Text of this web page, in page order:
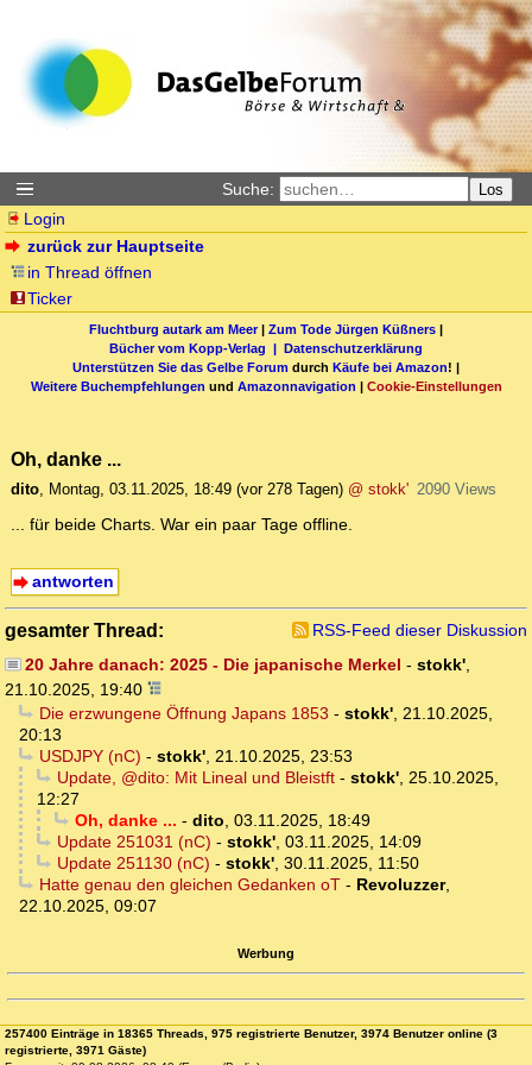
Suche: Los
Login
zurück zur Hauptseite
in Thread öffnen
Ticker
Fluchtburg autark am Meer| Zum Tode Jürgen Küßners |
Bücher vom Kopp-Verlag | Datenschutzerklärung
Unterstützen Sie das Gelbe Forum durch Käufe bei Amazon! |
Weitere Buchempfehlungen und Amazonnavigation | Cookie-Einstellungen
Oh, danke ...
dito, Montag, 03.11.2025, 18:49 (vor 278 Tagen) @ stokk' 2090 Views
... für beide Charts. War ein paar Tage offline.
antworten
gesamter Thread:
RSS-Feed dieser Diskussion
20 Jahre danach: 2025 - Die japanische Merkel - stokk',
21.10.2025, 19:40
Die erzwungene Öffnung Japans 1853 - stokk', 21.10.2025,
20:13
USDJPY (nC) - stokk', 21.10.2025, 23:53
Update, @dito: Mit Lineal und Bleistft- stokk', 25.10.2025,
12:27
Oh, danke ... - dito, 03.11.2025, 18:49
Update 251031 (nC) - stokk', 03.11.2025, 14:09
Update 251130 (nC) - stokk', 30.11.2025, 11:50
Hatte genau den gleichen Gedanken oT- Revoluzzer,
22.10.2025, 09:07
Werbung
257400 Einträge in 18365 Threads, 975 registrierte Benutzer, 3974 Benutzer online (3
registrierte, 3971 Gäste)